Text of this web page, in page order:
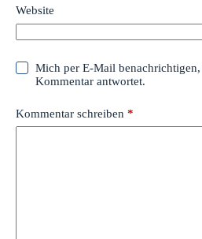
Website
Mich per E-Mail
Kommentar antwortet.
Kommentar schreiben *